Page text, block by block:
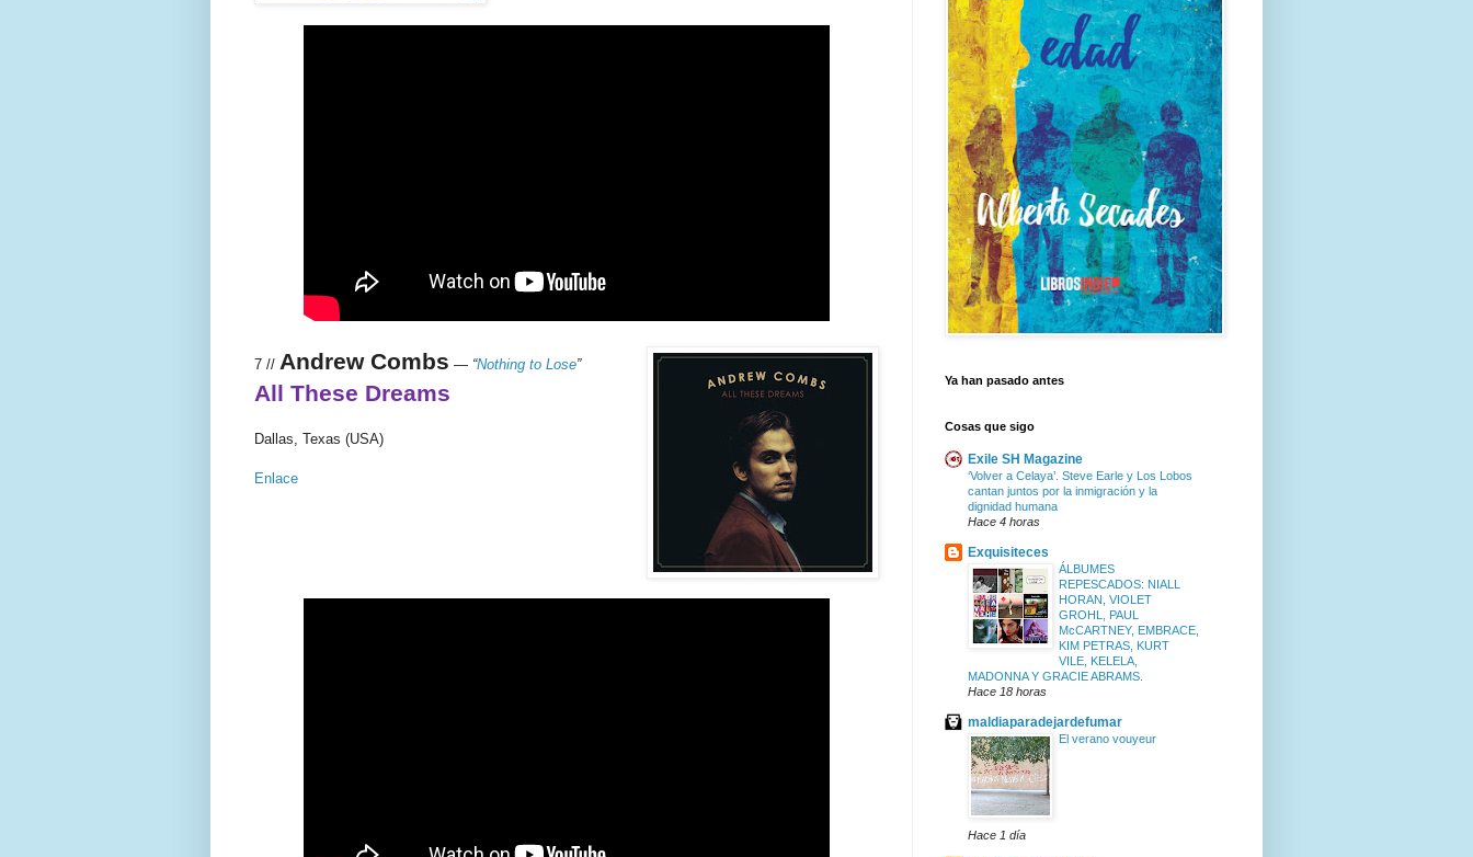
7 // Andrew Combs — “Nothing to Lose”
All These Dreams
Dallas, Texas (USA)
Enlace
Ya han pasado antes
Cosas que sigo
Exile SH Magazine
‘Volver a Celaya’. Steve Earle y Los Lobos
cantan juntos por la inmigración y la
dignidad humana
Hace 4 horas
Exquisiteces
ÁLBUMES
REPESCADOS: NIALL
HORAN, VIOLET
GROHL, PAUL
McCARTNEY, EMBRACE,
KIM PETRAS, KURT
VILE, KELELA,
MADONNA Y GRACIE ABRAMS.
Hace 18 horas
maldiaparadejardefumar
El verano vouyeur
Hace 1 día